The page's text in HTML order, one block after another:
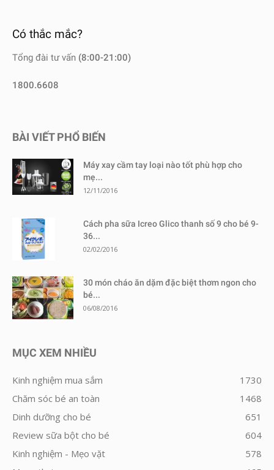
Có thắc mắc?
Tổng đài tư vấn (8:00-21:00)
1800.6608
BÀI VIẾT PHỔ BIẾN
Máy xay cầm tay loại nào tốt phù hợp cho
mẹ...
12/11/2016
Cách pha sữa Icreo Glico thanh số 9 cho bé 9-
36...
02/02/2016
30 món cháo ăn dặm đặc biệt thơm ngon cho
bé...
06/08/2016
MỤC XEM NHIỀU
Kinh nghiệm mua sắm
1730
Chăm sóc bé an toàn
1468
Dinh dưỡng cho bé
651
Review sữa bột cho bé
604
Kinh nghiệm - Mẹo vặt
578